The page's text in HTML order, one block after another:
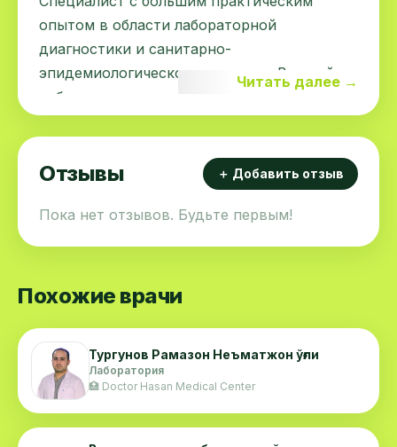
опытом в области лабораторной
диагностики и санитарно-
эпидемиологического контроля. В своей
работе уделяет особое внимание точности
исследований, соблюдению стандартов
Читать далее →
Отзывы ＋ Добавить отзыв
Пока нет отзывов. Будьте первым!
Похожие врачи
Тургунов Рамазон Неъматжон ўғли
Лаборатория
🏥 Doctor Hasan Medical Center